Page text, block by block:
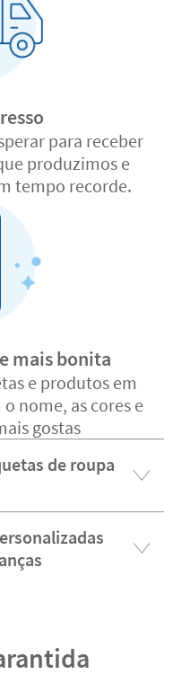
para receber
produzimos e
tempo recorde.
mais bonita
e produtos em
nome, as cores e
gostas
de roupa